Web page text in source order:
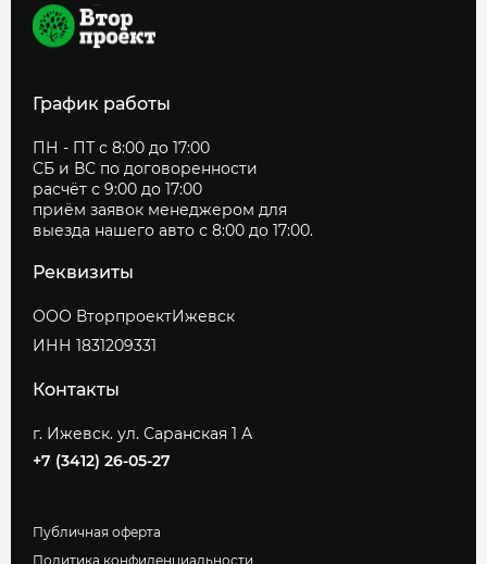
График работы
ПН - ПТ с 8:00 до 17:00
СБ и ВС по договоренности
расчёт с 9:00 до 17:00
приём заявок менеджером для
выезда нашего авто с 8:00 до 17:00.
Реквизиты
ООО ВторпроектИжевск
ИНН 1831209331
Контакты
г. Ижевск. ул. Саранская 1 А
+7 (3412) 26-05-27
Публичная оферта
Политика конфиденциальности